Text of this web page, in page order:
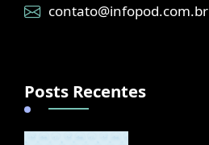
contato@infopod.com.br
Posts Recentes